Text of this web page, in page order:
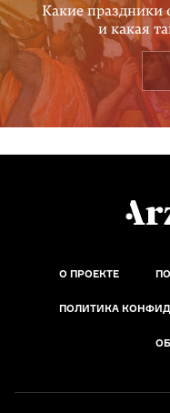
Какие праздники
и какая
О ПРОЕКТЕ
ПОЛИТИКА